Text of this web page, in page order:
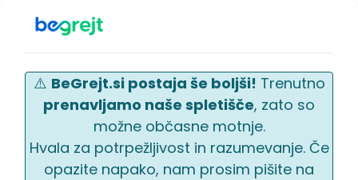
⚠️ BeGrejt.si postaja še boljši! Trenutno
prenavljamo naše spletišče, zato so
možne občasne motnje.
Hvala za potrpežljivost in razumevanje. Če
opazite napako, nam prosim pišite na